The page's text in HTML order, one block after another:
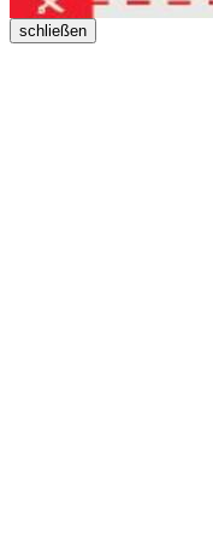
schließen